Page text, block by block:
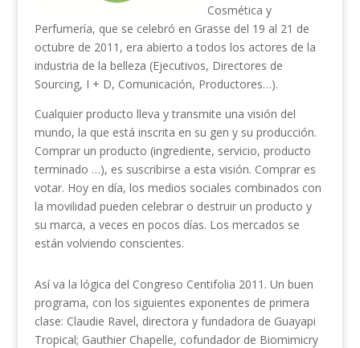
Cosmética y
Perfumería, que se celebró en Grasse del 19 al 21 de
octubre de 2011, era abierto a todos los actores de la
industria de la belleza (Ejecutivos, Directores de
Sourcing, I + D, Comunicación, Productores…).
Cualquier producto lleva y transmite una visión del
mundo, la que está inscrita en su gen y su producción.
Comprar un producto (ingrediente, servicio, producto
terminado …), es suscribirse a esta visión. Comprar es
votar. Hoy en día, los medios sociales combinados con
la movilidad pueden celebrar o destruir un producto y
su marca, a veces en pocos días. Los mercados se
están volviendo conscientes.
Así va la lógica del Congreso Centifolia 2011. Un buen
programa, con los siguientes exponentes de primera
clase: Claudie Ravel, directora y fundadora de Guayapi
Tropical; Gauthier Chapelle, cofundador de Biomimicry